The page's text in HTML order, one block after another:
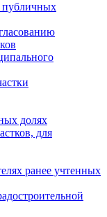
публичных
долях
для
ранее учтенных